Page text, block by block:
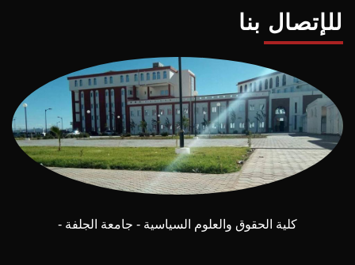
للإتصال بنا
كلية الحقوق والعلوم السياسية - جامعة الجلفة -